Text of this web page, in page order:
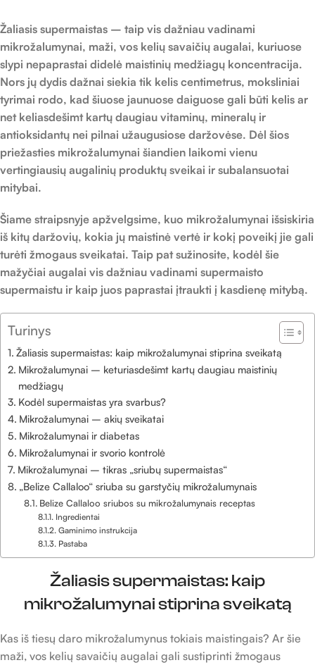
Žaliasis supermaistas – taip vis dažniau vadinami
mikrožalumynai, maži, vos kelių savaičių augalai, kuriuose
slypi nepaprastai didelė maistinių medžiagų koncentracija.
Nors jų dydis dažnai siekia tik kelis centimetrus, moksliniai
tyrimai rodo, kad šiuose jaunuose daiguose gali būti kelis ar
net keliasdešimt kartų daugiau vitaminų, mineralų ir
antioksidantų nei pilnai užaugusiose daržovėse. Dėl šios
priežasties mikrožalumynai šiandien laikomi vienu
vertingiausių augalinių produktų sveikai ir subalansuotai
mitybai.
Šiame straipsnyje apžvelgsime, kuo mikrožalumynai išsiskiria
iš kitų daržovių, kokia jų maistinė vertė ir kokį poveikį jie gali
turėti žmogaus sveikatai. Taip pat sužinosite, kodėl šie
mažyčiai augalai vis dažniau vadinami supermaisto
supermaistu ir kaip juos paprastai įtraukti į kasdienę mitybą.
Turinys
Žaliasis supermaistas: kaip mikrožalumynai stiprina sveikatą
Mikrožalumynai – keturiasdešimt kartų daugiau maistinių
medžiagų
Kodėl supermaistas yra svarbus?
Mikrožalumynai – akių sveikatai
Mikrožalumynai ir diabetas
Mikrožalumynai ir svorio kontrolė
Mikrožalumynai – tikras „sriubų supermaistas“
„Belize Callaloo“ sriuba su garstyčių mikrožalumynais
Belize Callaloo sriubos su mikrožalumynais receptas
Ingredientai
Gaminimo instrukcija
Pastaba
Žaliasis supermaistas: kaip
mikrožalumynai stiprina sveikatą
Kas iš tiesų daro mikrožalumynus tokiais maistingais? Ar šie
maži, vos kelių savaičių augalai gali sustiprinti žmogaus